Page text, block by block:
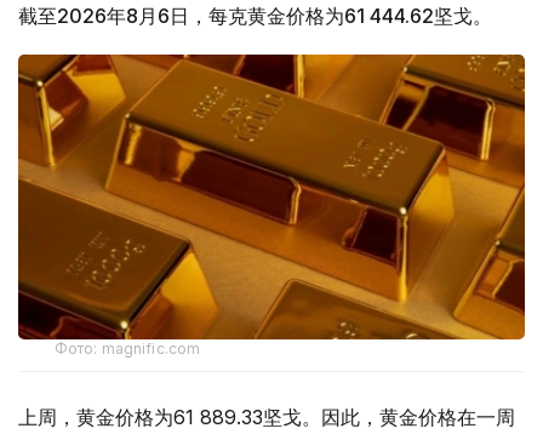
截至2026年8月6日，每克黄金价格为61 444.62坚戈。
Фото: magnific.com
上周，黄金价格为61 889.33坚戈。因此，黄金价格在一周